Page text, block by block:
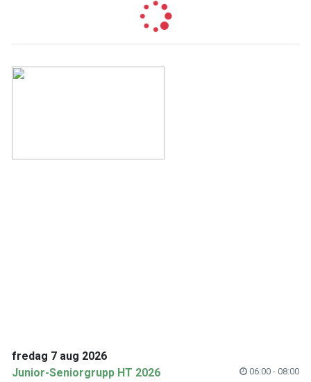
fredag 7 aug 2026
Junior-Seniorgrupp HT 2026
06:00 - 08:00